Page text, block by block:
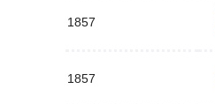
1857
1857